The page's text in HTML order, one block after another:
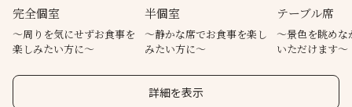
完全個室
～周りを気にせずお食事を
楽しみたい方に～
半個室
～静かな席でお食事を楽し
みたい方に～
テーブル席
～景色を眺めな
いただけます～
詳細を表示